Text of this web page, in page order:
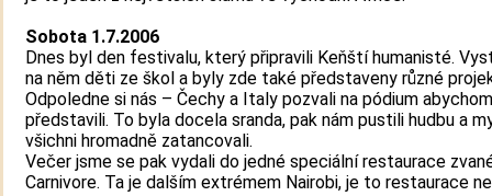
Sobota 1.7.2006
Dnes byl den festivalu, který připravili Keňští humanisté.
na něm děti ze škol a byly zde také představeny různé
Odpoledne si nás – Čechy a Italy pozvali na pódium
představili. To byla docela sranda, pak nám pustili hudbu a
všichni hromadně zatancovali.
Večer jsme se pak vydali do jedné speciální restaurace
Carnivore. Ta je dalším extrémem Nairobi, je to restaurace